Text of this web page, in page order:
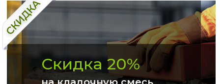
Скидка 20%